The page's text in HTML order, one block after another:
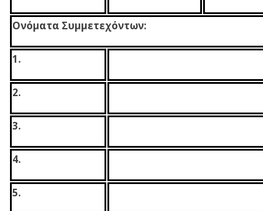
Ονόματα Συμμετεχόντων:
1.
2.
3.
4.
5.